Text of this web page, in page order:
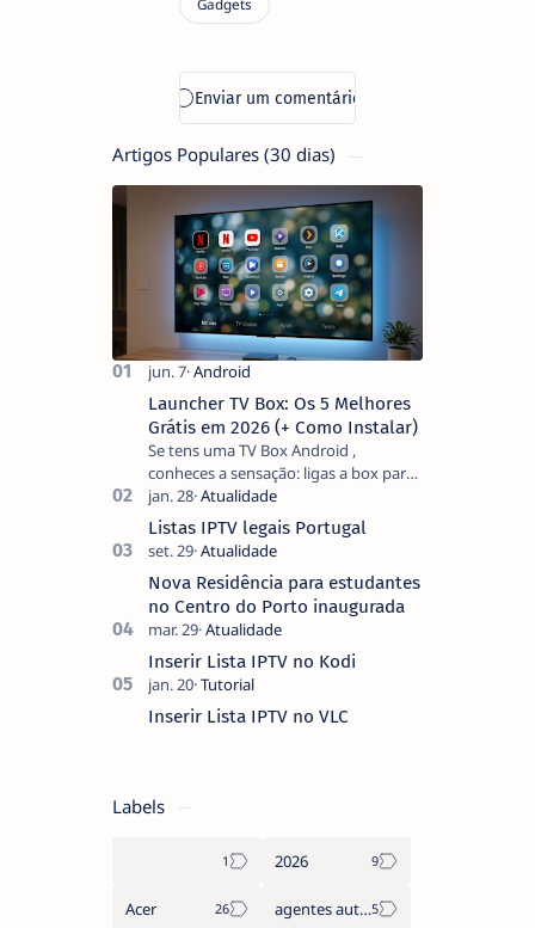
Artigos Populares (30 dias)
Launcher TV Box: Os 5 Melhores
Grátis em 2026 (+ Como Instalar)
Se tens uma TV Box Android ,
conheces a sensação: ligas a box para
ver um filme e o ecrã inicial está
coberto de sugestões que não
pediste, ban…
Listas IPTV legais Portugal
Nova Residência para estudantes
no Centro do Porto inaugurada
Inserir Lista IPTV no Kodi
Inserir Lista IPTV no VLC
Labels
2026
Acer agentes autónomos